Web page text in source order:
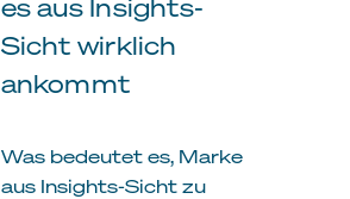
es aus Insights-
Sicht wirklich
ankommt
Was bedeutet es, Marke
aus Insights-Sicht zu